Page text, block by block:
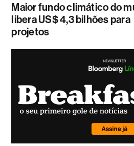
Maior fundo climático do
libera US$ 4,3 bilhões para
projetos